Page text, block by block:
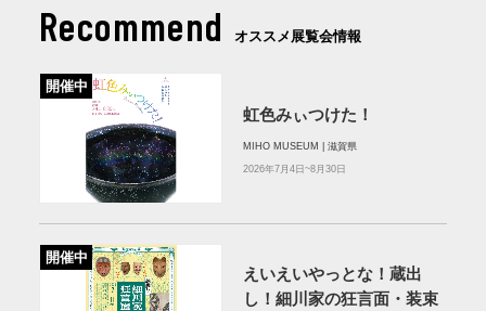
Recommend オススメ展覧会情報
開催中
虹色みぃつけた！
MIHO MUSEUM | 滋賀県
2026年7月4日~8月30日
開催中
えいえいやっとな！蔵出
し！細川家の狂言面・装束